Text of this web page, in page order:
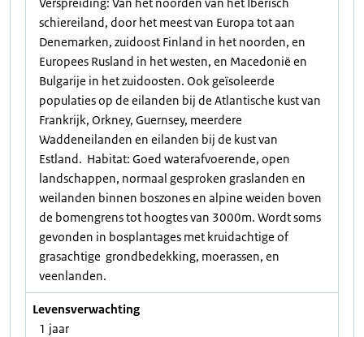
schiereiland, door het meest van Europa tot aan
Denemarken, zuidoost Finland in het noorden, en
Europees Rusland in het westen, en Macedonië en
Bulgarije in het zuidoosten. Ook geïsoleerde
populaties op de eilanden bij de Atlantische kust van
Frankrijk, Orkney, Guernsey, meerdere
Waddeneilanden en eilanden bij de kust van
Estland. Habitat: Goed waterafvoerende, open
landschappen, normaal gesproken graslanden en
weilanden binnen boszones en alpine weiden boven
de bomengrens tot hoogtes van 3000m. Wordt soms
gevonden in bosplantages met kruidachtige of
grasachtige grondbedekking, moerassen, en
veenlanden.
Levensverwachting
1 jaar